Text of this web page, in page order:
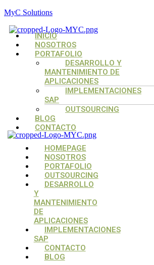
MyC Solutions
Menú
INICIO
NOSOTROS
PORTAFOLIO
DESARROLLO Y
MANTENIMIENTO DE
APLICACIONES
IMPLEMENTACIONES
SAP
OUTSOURCING
BLOG
CONTACTO
Menú
Menú
HOMEPAGE
NOSOTROS
PORTAFOLIO
OUTSOURCING
DESARROLLO
Y
MANTENIMIENTO
DE
APLICACIONES
IMPLEMENTACIONES
SAP
CONTACTO
BLOG